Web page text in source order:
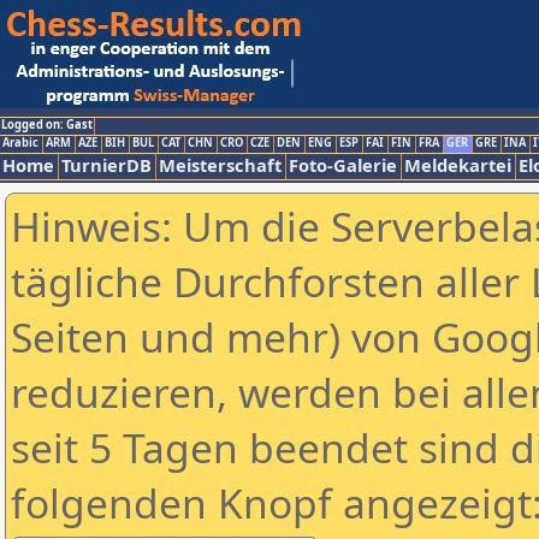
Logged on: Gast
Arabic ARM AZE BIH BUL CAT CHN CRO CZE DEN ENG ESP FAI FIN FRA GER GRE INA
Home TurnierDB Meisterschaft Foto-Galerie Meldekartei
Hinweis: Um die
tägliche Durchforsten aller
Seiten und mehr) von
reduzieren, werden bei
seit 5 Tagen beendet sind
folgenden Knopf